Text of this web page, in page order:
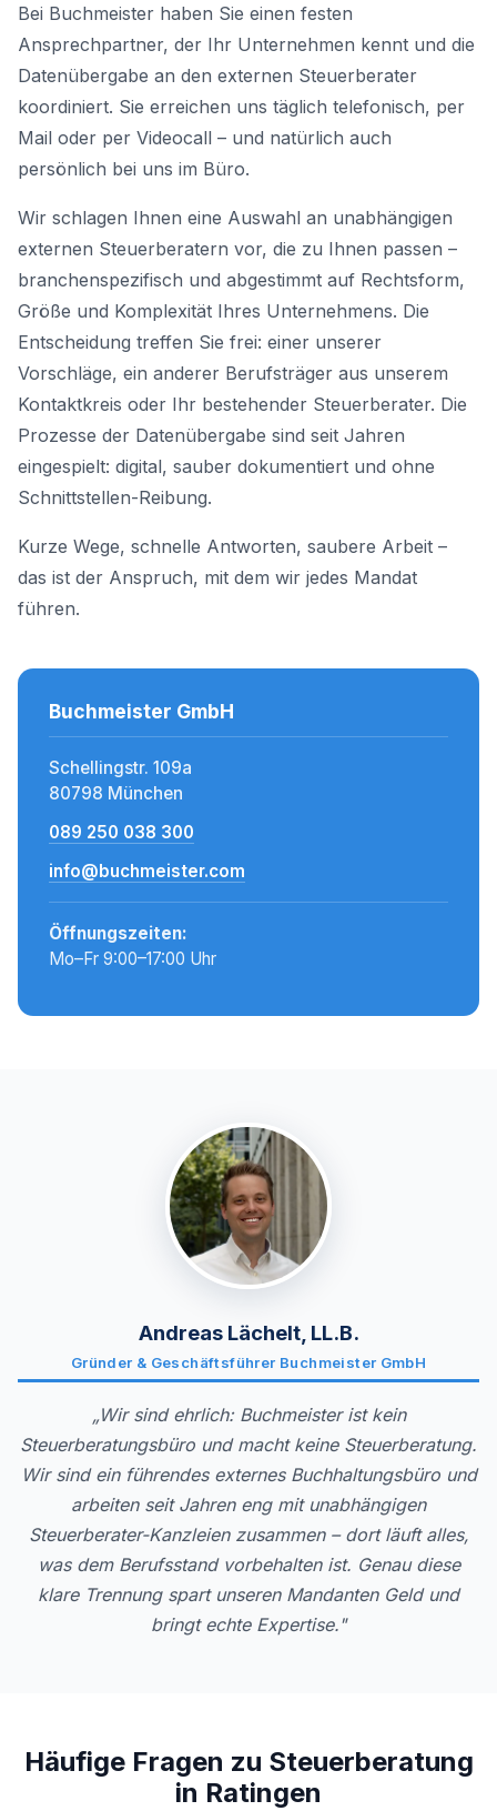
Bei Buchmeister haben Sie einen festen
Ansprechpartner, der Ihr Unternehmen kennt und die
Datenübergabe an den externen Steuerberater
koordiniert. Sie erreichen uns täglich telefonisch, per
Mail oder per Videocall – und natürlich auch
persönlich bei uns im Büro.
Wir schlagen Ihnen eine Auswahl an unabhängigen
externen Steuerberatern vor, die zu Ihnen passen –
branchenspezifisch und abgestimmt auf Rechtsform,
Größe und Komplexität Ihres Unternehmens. Die
Entscheidung treffen Sie frei: einer unserer
Vorschläge, ein anderer Berufsträger aus unserem
Kontaktkreis oder Ihr bestehender Steuerberater. Die
Prozesse der Datenübergabe sind seit Jahren
eingespielt: digital, sauber dokumentiert und ohne
Schnittstellen-Reibung.
Kurze Wege, schnelle Antworten, saubere Arbeit –
das ist der Anspruch, mit dem wir jedes Mandat
führen.
Buchmeister GmbH
Schellingstr. 109a
80798 München
089 250 038 300
info@buchmeister.com
Öffnungszeiten:
Mo–Fr 9:00–17:00 Uhr
Andreas Lächelt, LL.B.
Gründer & Geschäftsführer Buchmeister GmbH
„Wir sind ehrlich: Buchmeister ist kein
Steuerberatungsbüro und macht keine Steuerberatung.
Wir sind ein führendes externes Buchhaltungsbüro und
arbeiten seit Jahren eng mit unabhängigen
Steuerberater-Kanzleien zusammen – dort läuft alles,
was dem Berufsstand vorbehalten ist. Genau diese
klare Trennung spart unseren Mandanten Geld und
bringt echte Expertise."
Häufige Fragen zu Steuerberatung
in Ratingen